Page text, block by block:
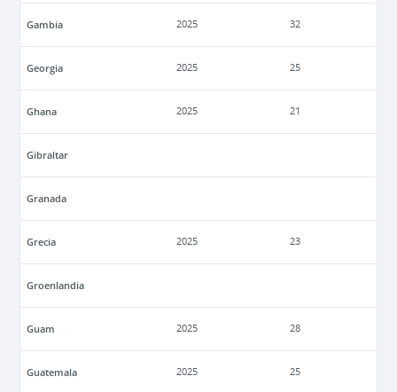
Gambia 2025 32
Georgia 2025 25
Ghana 2025 21
Gibraltar
Granada
Grecia 2025 23
Groenlandia
Guam 2025 28
Guatemala 2025 25